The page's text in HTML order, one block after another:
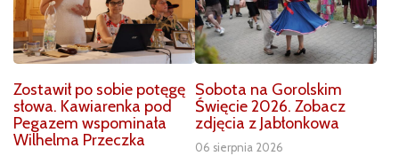
Zostawił po sobie potęgę
słowa. Kawiarenka pod
Pegazem wspominała
Wilhelma Przeczka
Sobota na Gorolskim
Święcie 2026. Zobacz
zdjęcia z Jabłonkowa
06 sierpnia 2026